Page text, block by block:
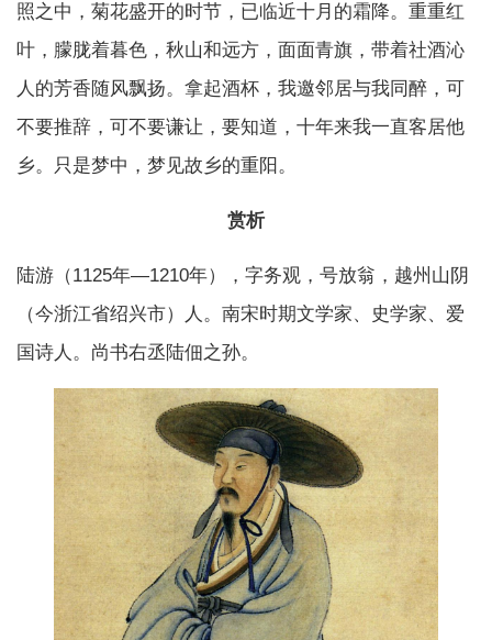
照之中，菊花盛开的时节，已临近十月的霜降。重重红
叶，朦胧着暮色，秋山和远方，面面青旗，带着社酒沁
人的芳香随风飘扬。拿起酒杯，我邀邻居与我同醉，可
不要推辞，可不要谦让，要知道，十年来我一直客居他
乡。只是梦中，梦见故乡的重阳。
赏析
陆游（1125年—1210年），字务观，号放翁，越州山阴
（今浙江省绍兴市）人。南宋时期文学家、史学家、爱
国诗人。尚书右丞陆佃之孙。